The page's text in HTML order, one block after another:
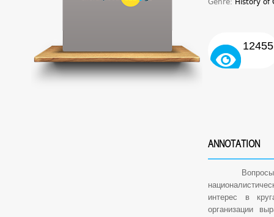
Genre: History of
12455
ANNOTATION
Вопросы
интерес в
организации